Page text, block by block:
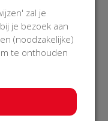
zal je
je bezoek aan
(noodzakelijke)
te onthouden